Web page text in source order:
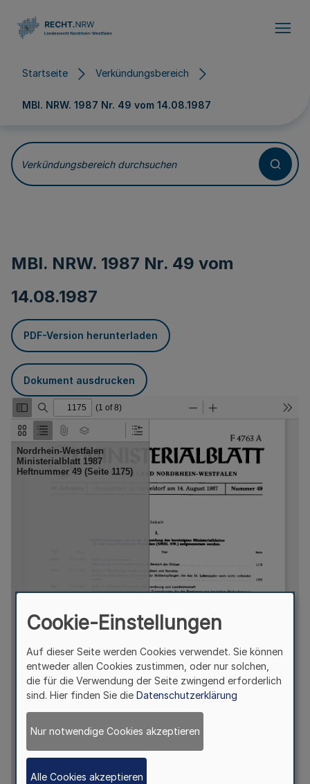
Startseite Verkündungsbereich
MBl. NRW. 1987 Nr. 49 vom 14.08.1987
Verkündungsbereich durchsuchen
MBl. NRW. 1987 Nr. 49 vom
14.08.1987
PDF-Version herunterladen
Dokument ausdrucken
Cookie-Einstellungen
Auf dieser Seite werden Cookies verwendet. Sie können
entweder allen Cookies zustimmen, oder nur solchen,
die für die Verwendung der Seite zwingend erforderlich
sind. Hier finden Sie die Datenschutzerklärung
Nur notwendige Cookies akzeptieren
Alle Cookies akzeptieren